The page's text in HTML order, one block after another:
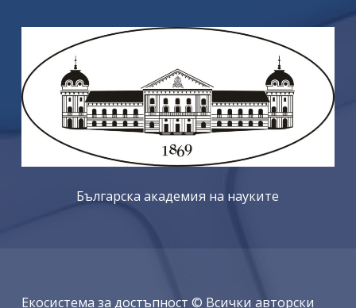
Българска академия на науките
Екосистема за достъпност © Всички авторски